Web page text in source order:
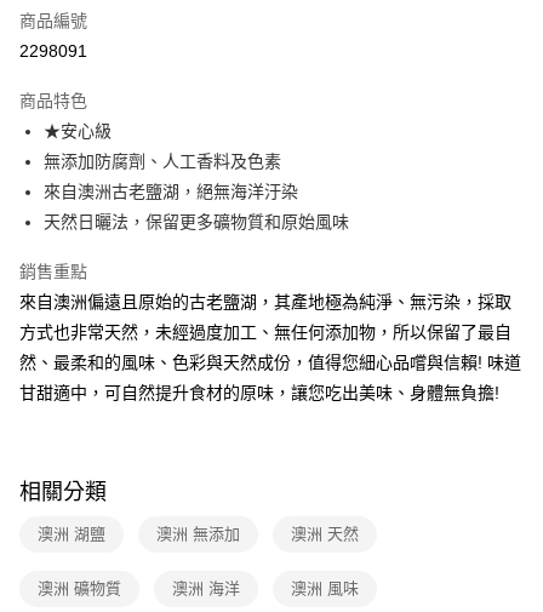
超商取貨付款
Apple Pay
街口支付
悠遊付
Google Pay
大哥付你分期
相關說明
【大哥付你分期使用說明】
1.本服務由台灣大哥大提供，台灣大哥大用戶可立即使用無須另外申請。
2.付款方式選擇「大哥付你分期」，訂單成立後會自動跳轉到大哥付的交易
4.訂單成立30分鐘內，如未前往確認交易或遇審核未通過，訂單將自動取
法說明評估內容。
1.分期款項不併入電信帳單，「大哥付你分期」於每月結算日後寄送繳費提
醒簡訊。
便利好安心！
１．簡單：不需註冊會員、不需綁卡、不需儲值。
２．便利：只要手機號碼，簡訊認證，即可結帳。
３．安心：先確認商品／服務後，再付款。
【「AFTEE先享後付」結帳流程】
每筆NT$90，滿NT$699(含以上)免運費
商品編號
2298091
商品特色
★安心級
無添加防腐劑、人工香料及色素
來自澳洲古老鹽湖，絕無海洋汙染
天然日曬法，保留更多礦物質和原始風味
銷售重點
來自澳洲偏遠且原始的古老鹽湖，其產地極為純淨、無污染，採取
方式也非常天然，未經過度加工、無任何添加物，所以保留了最自
然、最柔和的風味、色彩與天然成份，值得您細心品嚐與信賴! 味道
甘甜適中，可自然提升食材的原味，讓您吃出美味、身體無負擔!
相關分類
澳洲 湖鹽 澳洲 無添加 澳洲 天然
澳洲 礦物質 澳洲 海洋 澳洲 風味